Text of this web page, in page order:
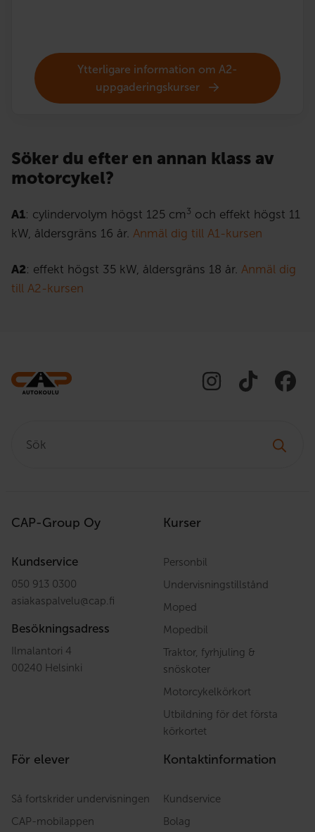
Ytterligare information om A2-
uppgaderingskurser
Söker du efter en annan klass av
motorcykel?
A1: cylindervolym högst 125 cm 3 och effekt högst 11
kW, åldersgräns 16 år. Anmäl dig till A1-kursen
A2: effekt högst 35 kW, åldersgräns 18 år. Anmäl dig
till A2-kursen
CAP-Group Oy
Kundservice
050 913 0300
asiakaspalvelu@cap.fi
Besökningsadress
Ilmalantori 4
00240 Helsinki
Kurser
Personbil
Undervisningstillstånd
Moped
Mopedbil
Traktor, fyrhjuling &
snöskoter
Motorcykelkörkort
Utbildning för det första
körkortet
För elever
Så fortskrider undervisningen
CAP-mobilappen
Kontaktinformation
Kundservice
Bolag